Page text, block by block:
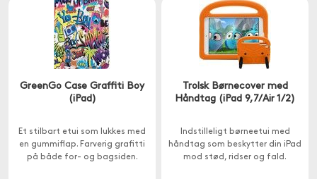
GreenGo Case Graffiti Boy
(iPad)
Et stilbart etui som lukkes med
en gummiflap. Farverig grafitti
på både for- og bagsiden.
Trolsk Børnecover med
Håndtag (iPad 9,7/Air 1/2)
Indstilleligt børneetui med
håndtag som beskytter din iPad
mod stød, ridser og fald.